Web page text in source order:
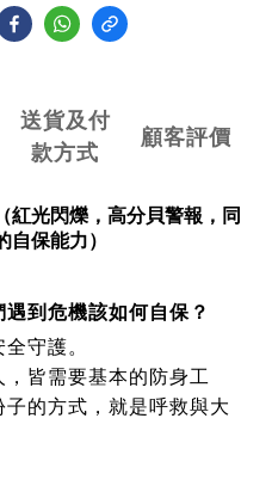
送貨及付
款方式
顧客評價
紅光閃爍，高分貝警報，同
保能力）
到危機該如何自保？
守護。
皆需要基本的防身工
的方式，就是呼救與大